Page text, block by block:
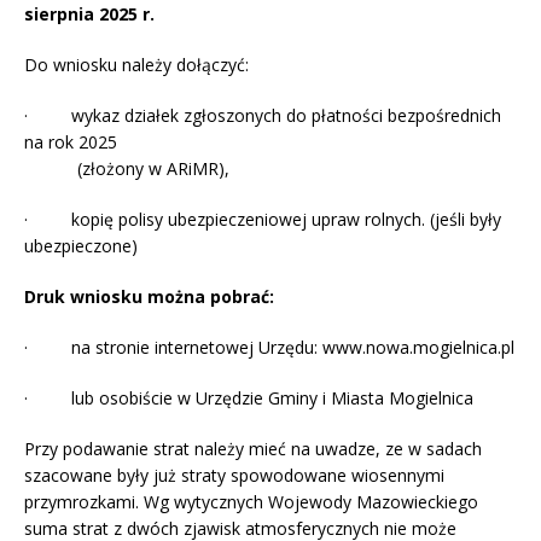
sierpnia 2025 r.
Do wniosku należy dołączyć:
· wykaz działek zgłoszonych do płatności bezpośrednich
na rok 2025
(złożony w ARiMR),
· kopię polisy ubezpieczeniowej upraw rolnych. (jeśli były
ubezpieczone)
Druk wniosku można pobrać:
· na stronie internetowej Urzędu: www.nowa.mogielnica.pl
· lub osobiście w Urzędzie Gminy i Miasta Mogielnica
Przy podawanie strat należy mieć na uwadze, ze w sadach
szacowane były już straty spowodowane wiosennymi
przymrozkami. Wg wytycznych Wojewody Mazowieckiego
suma strat z dwóch zjawisk atmosferycznych nie może